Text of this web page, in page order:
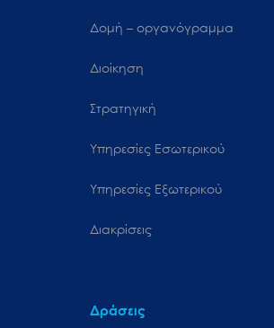
Δομή – οργανόγραμμα
Διοίκηση
Στρατηγική
Υπηρεσίες Εσωτερικού
Υπηρεσίες Εξωτερικού
Διακρίσεις
Δράσεις